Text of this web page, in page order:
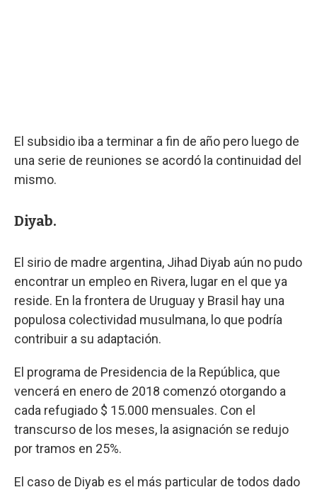
El subsidio iba a terminar a fin de año pero luego de
una serie de reuniones se acordó la continuidad del
mismo.
Diyab.
El sirio de madre argentina, Jihad Diyab aún no pudo
encontrar un empleo en Rivera, lugar en el que ya
reside. En la frontera de Uruguay y Brasil hay una
populosa colectividad musulmana, lo que podría
contribuir a su adaptación.
El programa de Presidencia de la República, que
vencerá en enero de 2018 comenzó otorgando a
cada refugiado $ 15.000 mensuales. Con el
transcurso de los meses, la asignación se redujo
por tramos en 25%.
El caso de Diyab es el más particular de todos dado